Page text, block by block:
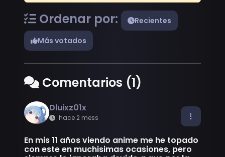
Ordenar por:
Recientes
Más votados
Comentarios (1)
Dluixz01x
hace 2 mess
En mis 11 años viendo anime me he topado
con este en muchisimas ocasiones, pero